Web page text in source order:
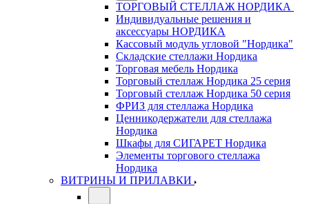
ТОРГОВЫЙ СТЕЛЛАЖ НОРДИКА
Индивидуальные решения и
аксессуары НОРДИКА
Кассовый модуль угловой "Нордика"
Складские стеллажи Нордика
Торговая мебель Нордика
Торговый стеллаж Нордика 25 серия
Торговый стеллаж Нордика 50 серия
ФРИЗ для стеллажа Нордика
Ценникодержатели для стеллажа
Нордика
Шкафы для СИГАРЕТ Нордика
Элементы торгового стеллажа
Нордика
ВИТРИНЫ И ПРИЛАВКИ